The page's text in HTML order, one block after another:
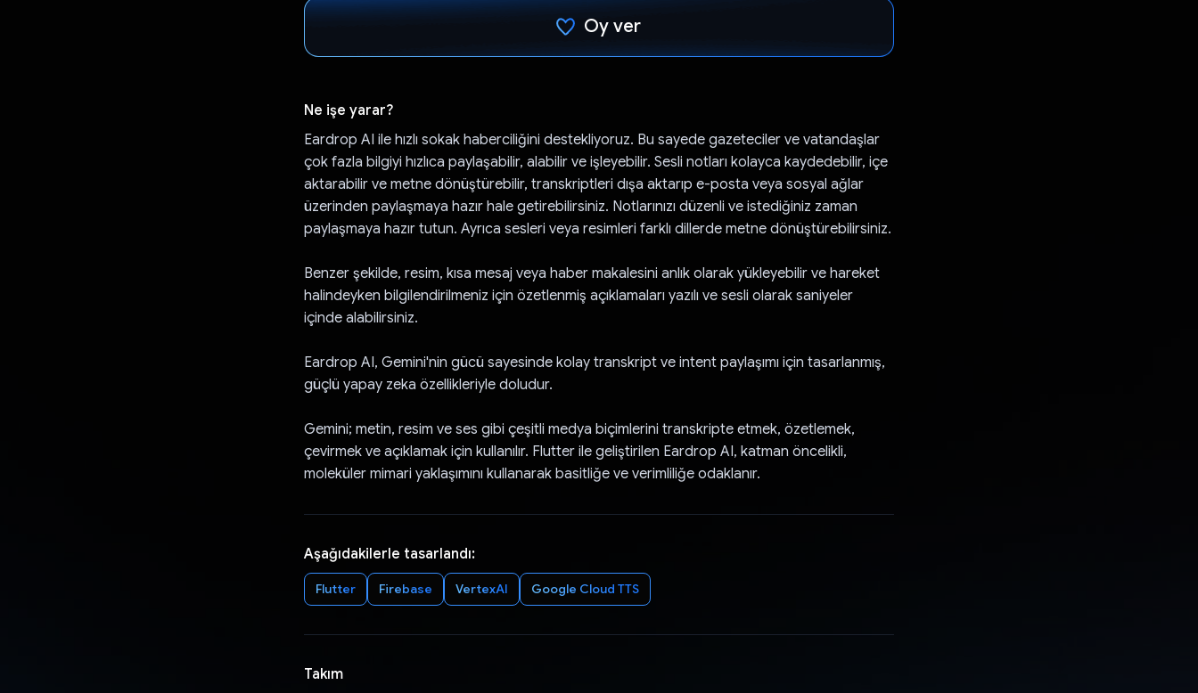
Oy ver
Ne işe yarar?
Eardrop AI ile hızlı sokak haberciliğini destekliyoruz. Bu sayede gazeteciler ve vatandaşlar
çok fazla bilgiyi hızlıca paylaşabilir, alabilir ve işleyebilir. Sesli notları kolayca kaydedebilir, içe
aktarabilir ve metne dönüştürebilir, transkriptleri dışa aktarıp e-posta veya sosyal ağlar
üzerinden paylaşmaya hazır hale getirebilirsiniz. Notlarınızı düzenli ve istediğiniz zaman
paylaşmaya hazır tutun. Ayrıca sesleri veya resimleri farklı dillerde metne dönüştürebilirsiniz.
Benzer şekilde, resim, kısa mesaj veya haber makalesini anlık olarak yükleyebilir ve hareket
halindeyken bilgilendirilmeniz için özetlenmiş açıklamaları yazılı ve sesli olarak saniyeler
içinde alabilirsiniz.
Eardrop AI, Gemini'nin gücü sayesinde kolay transkript ve intent paylaşımı için tasarlanmış,
güçlü yapay zeka özellikleriyle doludur.
Gemini; metin, resim ve ses gibi çeşitli medya biçimlerini transkripte etmek, özetlemek,
çevirmek ve açıklamak için kullanılır. Flutter ile geliştirilen Eardrop AI, katman öncelikli,
moleküler mimari yaklaşımını kullanarak basitliğe ve verimliliğe odaklanır.
Aşağıdakilerle tasarlandı:
Flutter Firebase VertexAI Google Cloud TTS
Takım